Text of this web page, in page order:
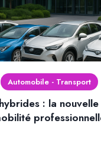
Automobile - Transport
: la